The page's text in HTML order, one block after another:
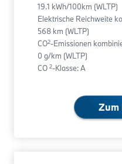
19.1 kWh/100km (WLTP)
Elektrische Reichweite
568 km (WLTP)
CO2-Emissionen
0 g/km (WLTP)
CO 2-Klasse: A
Zum